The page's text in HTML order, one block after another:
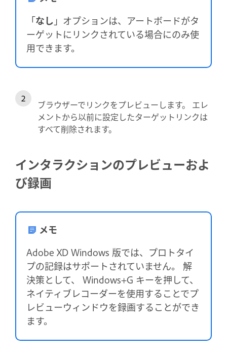
「なし 」オプションは、アートボードがタ
ーゲットにリンクされている場合にのみ使
用できます。
ブラウザーでリンクをプレビューします。 エレ
メントから以前に設定したターゲットリンクは
すべて削除されます。
インタラクションのプレビューおよ
び録画
メモ
Adobe XD Windows 版では、プロトタイ
プの記録はサポートされていません。 解
決策として、 Windows+G キーを押して、
ネイティブレコーダーを使用することでプ
レビューウィンドウを録画することができ
ます。